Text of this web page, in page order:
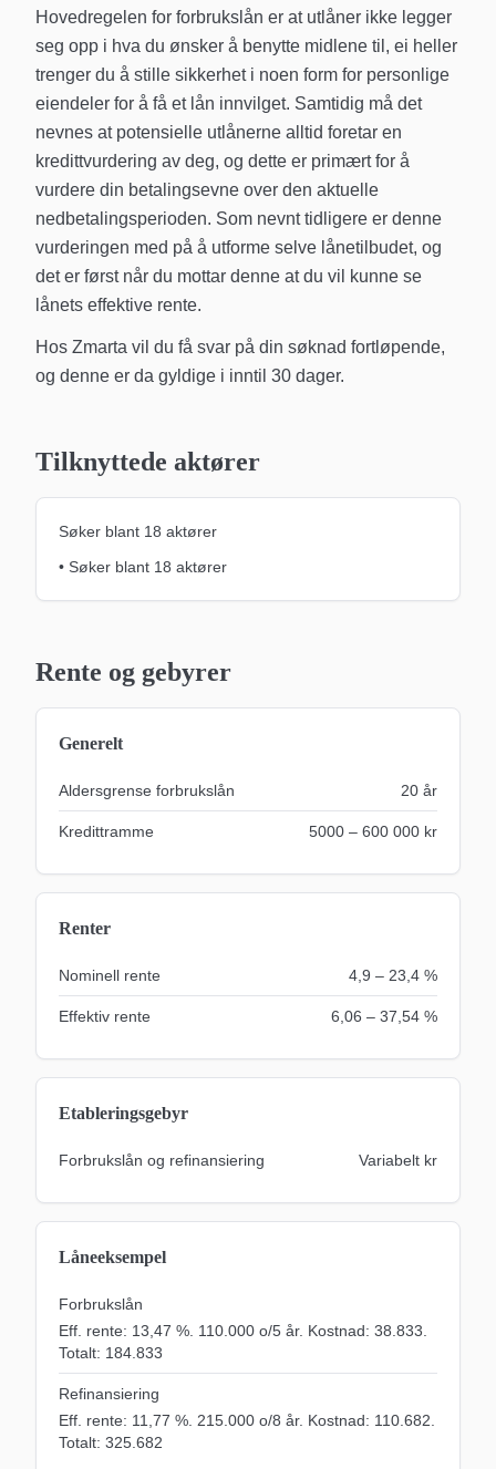
Hovedregelen for forbrukslån er at utlåner ikke legger
seg opp i hva du ønsker å benytte midlene til, ei heller
trenger du å stille sikkerhet i noen form for personlige
eiendeler for å få et lån innvilget. Samtidig må det
nevnes at potensielle utlånerne alltid foretar en
kredittvurdering av deg, og dette er primært for å
vurdere din betalingsevne over den aktuelle
nedbetalingsperioden. Som nevnt tidligere er denne
vurderingen med på å utforme selve lånetilbudet, og
det er først når du mottar denne at du vil kunne se
lånets effektive rente.
Hos Zmarta vil du få svar på din søknad fortløpende,
og denne er da gyldige i inntil 30 dager.
Tilknyttede aktører
Søker blant 18 aktører
• Søker blant 18 aktører
Rente og gebyrer
Generelt
Aldersgrense forbrukslån 20 år
Kredittramme 5000 – 600 000 kr
Renter
Nominell rente 4,9 – 23,4 %
Effektiv rente 6,06 – 37,54 %
Etableringsgebyr
Forbrukslån og refinansiering Variabelt kr
Låneeksempel
Forbrukslån
Eff. rente: 13,47 %. 110.000 o/5 år. Kostnad: 38.833.
Totalt: 184.833
Refinansiering
Eff. rente: 11,77 %. 215.000 o/8 år. Kostnad: 110.682.
Totalt: 325.682